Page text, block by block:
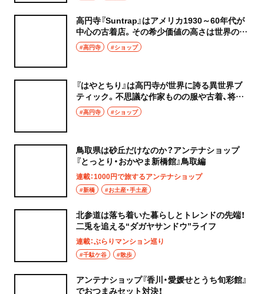
高円寺『Suntrap』はアメリカ1930～60年代が
中心の古着店。その希少価値の高さは世界のプ
ロも認めている！
#高円寺 #ショップ
『はやとちり』は高円寺が世界に誇る異世界ブ
ティック。不思議な作家ものの服や古着、将棋
グッズはいかが？
#高円寺 #ショップ
鳥取県は砂丘だけなのか？アンテナショップ
『とっとり・おかやま新橋館』鳥取編
連載：1000円で旅するアンテナショップ
#新橋 #お土産・手土産
北参道は落ち着いた暮らしとトレンドの先端！
二兎を追える“ダガヤサンドウ”ライフ
連載：ぶらりマンション巡り
#千駄ケ谷 #散歩
アンテナショップ『香川・愛媛せとうち旬彩館』
でおつまみセット対決！